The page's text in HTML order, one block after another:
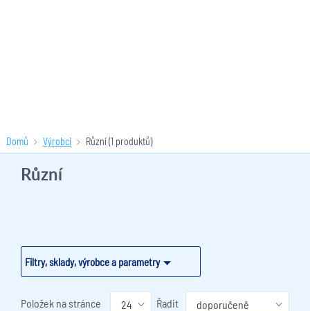
Domů Výrobci Různí(1 produktů)
Filtry, sklady, výrobce a parametry
Různí
Položek na stránce Řadit